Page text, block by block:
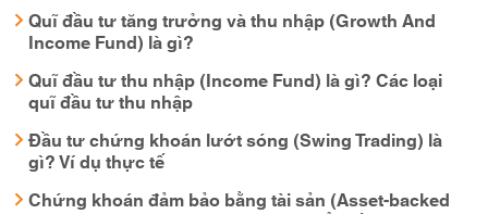
Quĩ đầu tư tăng trưởng và thu nhập (Growth And
Income Fund) là gì?
Quĩ đầu tư thu nhập (Income Fund) là gì? Các loại
quĩ đầu tư thu nhập
Đầu tư chứng khoán lướt sóng (Swing Trading) là
gì? Ví dụ thực tế
Chứng khoán đảm bảo bằng tài sản (Asset-backed